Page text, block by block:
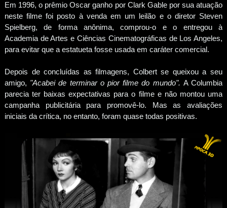
Em 1996, o prêmio Oscar ganho por Clark Gable por sua atuação
neste filme foi posto à venda em um leilão e o diretor Steven
Spielberg, de forma anônima, comprou-o e o entregou à
Academia de Artes e Ciências Cinematográficas de Los Angeles,
para evitar que a estatueta fosse usada em caráter comercial.
Depois de concluídas as filmagens, Colbert se queixou a seu
amigo, "Acabei de terminar o pior filme do mundo". A Columbia
parecia ter baixas expectativas para o filme e não montou uma
campanha publicitária para promovê-lo. Mas as avaliações
iniciais da crítica, no entanto, foram quase todas positivas.